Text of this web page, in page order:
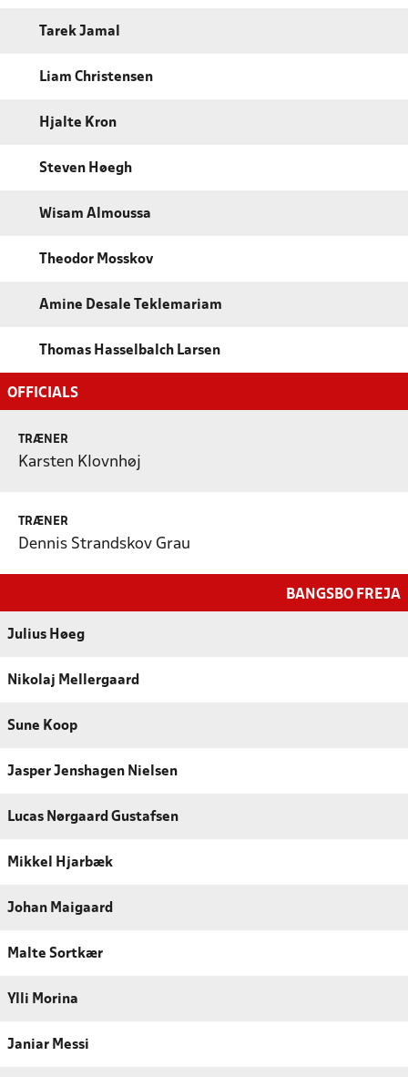
Tarek Jamal
Liam Christensen
Hjalte Kron
Steven Høegh
Wisam Almoussa
Theodor Mosskov
Amine Desale Teklemariam
Thomas Hasselbalch Larsen
OFFICIALS
TRÆNER
Karsten Klovnhøj
TRÆNER
Dennis Strandskov Grau
BANGSBO FREJA
Julius Høeg
Nikolaj Mellergaard
Sune Koop
Jasper Jenshagen Nielsen
Lucas Nørgaard Gustafsen
Mikkel Hjarbæk
Johan Maigaard
Malte Sortkær
Ylli Morina
Janiar Messi